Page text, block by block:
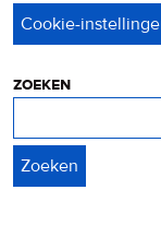
zoeken